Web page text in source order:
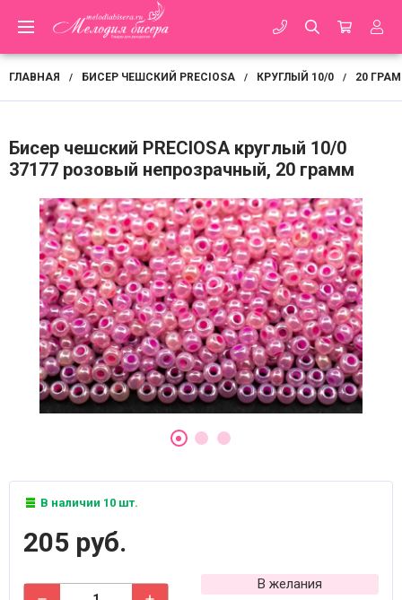
ГЛАВНАЯ / БИСЕР ЧЕШСКИЙ PRECIOSA / КРУГЛЫЙ 10/0 / 20
Бисер чешский PRECIOSA круглый 10/0
37177 розовый непрозрачный, 20 грамм
В наличии 10 шт.
205 руб.
В желания